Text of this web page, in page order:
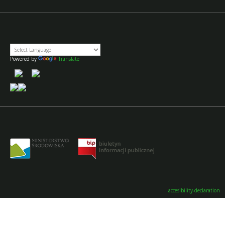
Powered by Translate
accesibility-declaration